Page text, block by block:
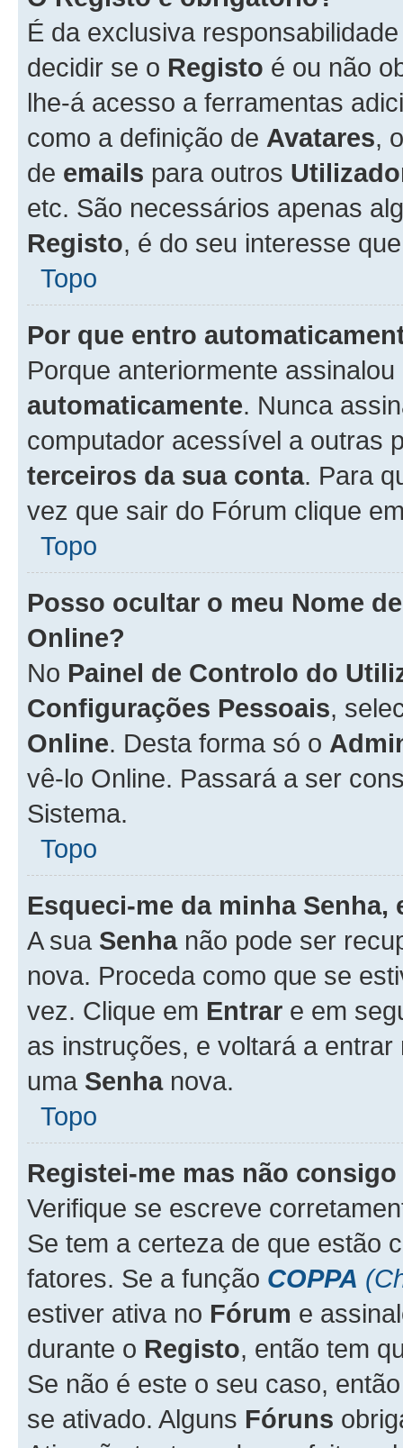
É da exclusiva
decidir se o Registo é ou não
lhe-á acesso a ferramentas
como a definição de Avatares,
de emails para outros
etc. São necessários apenas
Registo, é do seu interesse
Topo
Por que entro
Porque anteriormente
automaticamente. Nunca
computador acessível a outras
terceiros da sua conta. Para
vez que sair do Fórum clique
Topo
Posso ocultar o meu Nome
Online?
No Painel de Controlo do
Configurações Pessoais,
Online. Desta forma só o
vê-lo Online. Passará a ser
Sistema.
Topo
Esqueci-me da minha Senha,
A sua Senhanão pode ser
nova. Proceda como que se
vez. Clique em Entrar e em
as instruções, e voltará a
uma Senhanova.
Topo
Registei-me mas não
Verifique se escreve
Se tem a certeza de que estão
fatores. Se a função COPPA
estiver ativa no Fórum e
durante o Registo, então tem
Se não é este o seu caso,
se ativado. Alguns Fóruns